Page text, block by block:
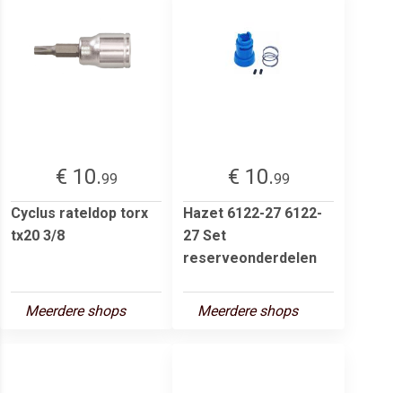
€ 10.99
Cyclus rateldop torx
tx20 3/8
Meerdere shops
€ 10.99
Hazet 6122-27 6122-
27 Set
reserveonderdelen
Meerdere shops